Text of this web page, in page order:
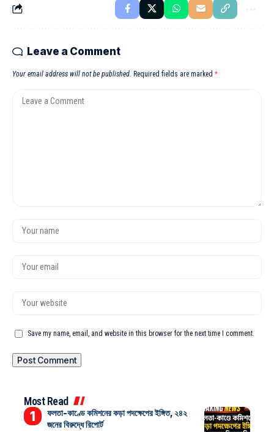
Leave a Comment
Your email address will not be published. Required fields are marked *
Save my name, email, and website in this browser for the next time I comment.
Most Read
ফলতা-কাণ্ডে কমিশনের কড়া পদক্ষেপের ইঙ্গিত, ২৪২
জনের বিরুদ্ধে রিপোর্ট